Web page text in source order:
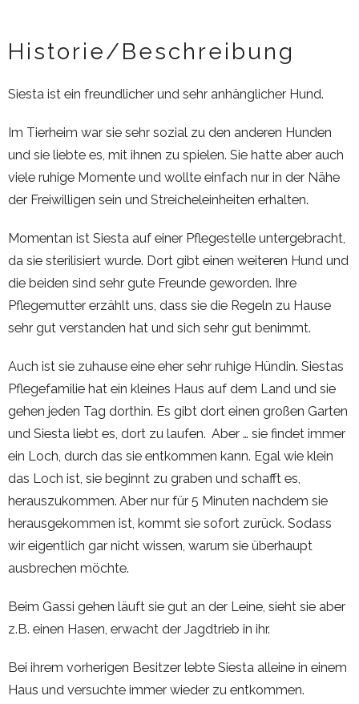
Historie/Beschreibung
Siesta ist ein freundlicher und sehr anhänglicher Hund.
Im Tierheim war sie sehr sozial zu den anderen Hunden
und sie liebte es, mit ihnen zu spielen. Sie hatte aber auch
viele ruhige Momente und wollte einfach nur in der Nähe
der Freiwilligen sein und Streicheleinheiten erhalten.
Momentan ist Siesta auf einer Pflegestelle untergebracht,
da sie sterilisiert wurde. Dort gibt einen weiteren Hund und
die beiden sind sehr gute Freunde geworden. Ihre
Pflegemutter erzählt uns, dass sie die Regeln zu Hause
sehr gut verstanden hat und sich sehr gut benimmt.
Auch ist sie zuhause eine eher sehr ruhige Hündin. Siestas
Pflegefamilie hat ein kleines Haus auf dem Land und sie
gehen jeden Tag dorthin. Es gibt dort einen großen Garten
und Siesta liebt es, dort zu laufen. Aber … sie findet immer
ein Loch, durch das sie entkommen kann. Egal wie klein
das Loch ist, sie beginnt zu graben und schafft es,
herauszukommen. Aber nur für 5 Minuten nachdem sie
herausgekommen ist, kommt sie sofort zurück. Sodass
wir eigentlich gar nicht wissen, warum sie überhaupt
ausbrechen möchte.
Beim Gassi gehen läuft sie gut an der Leine, sieht sie aber
z.B. einen Hasen, erwacht der Jagdtrieb in ihr.
Bei ihrem vorherigen Besitzer lebte Siesta alleine in einem
Haus und versuchte immer wieder zu entkommen.